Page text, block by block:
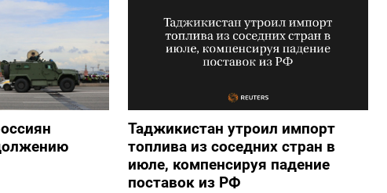
Таджикистан утроил импорт
топлива из соседних стран в
июле, компенсируя падение
поставок из РФ